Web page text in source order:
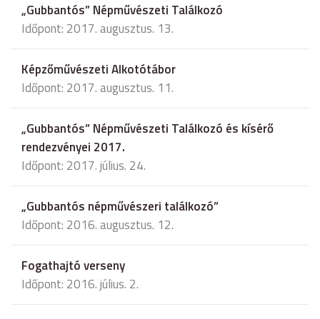
„Gubbantós” Népművészeti Találkozó
Időpont: 2017. augusztus. 13.
Képzőművészeti Alkotótábor
Időpont: 2017. augusztus. 11.
„Gubbantós” Népművészeti Találkozó és kísérő
rendezvényei 2017.
Időpont: 2017. július. 24.
„Gubbantós népművészeri találkozó”
Időpont: 2016. augusztus. 12.
Fogathajtó verseny
Időpont: 2016. július. 2.